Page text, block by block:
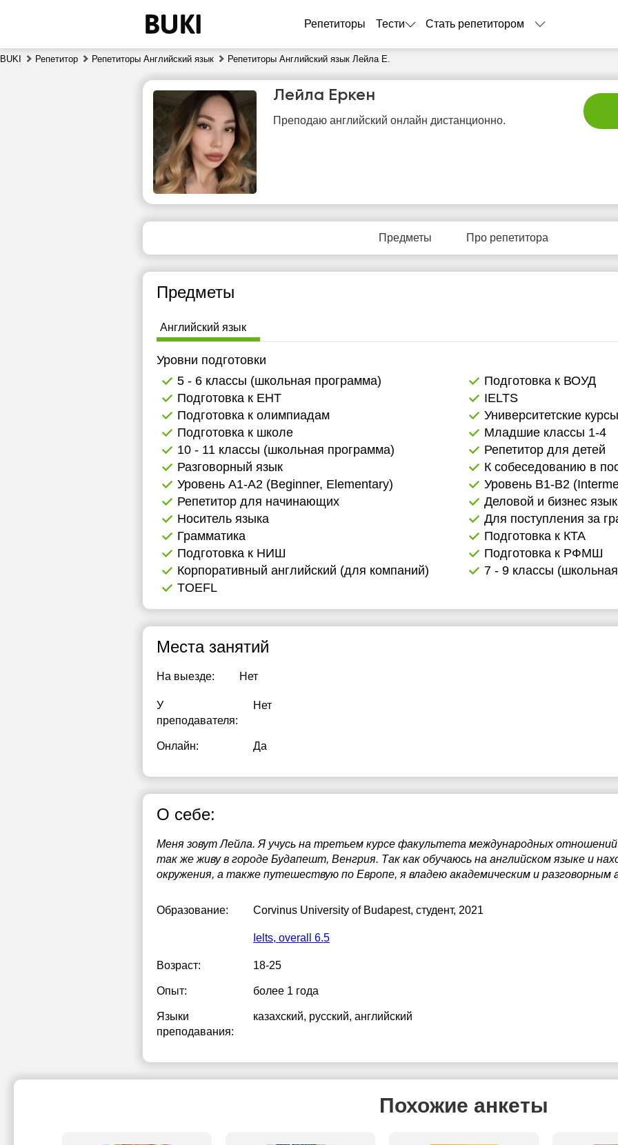
Репетиторы Тести Стать репетитором
BUKI Репетитор Репетиторы Английский язык Репетиторы Английский язык Лейла Е.
Лейла Еркен
Преподаю английский онлайн дистанционно.
Предметы Про репетитора
Предметы
Английский язык
Уровни подготовки
5 - 6 классы (школьная программа)
Подготовка к ВОУД
Подготовка к ЕНТ
IELTS
Подготовка к олимпиадам
Университетские курсы
Подготовка к школе
Младшие классы 1-4
10 - 11 классы (школьная программа)
Репетитор для детей
Разговорный язык
К собеседованию в
Уровень А1-А2 (Beginner, Elementary)
Уровень B1-B2
Репетитор для начинающих
Деловой и бизнес язык
Носитель языка
Для поступления за
Грамматика
Подготовка к КТА
Подготовка к НИШ
Подготовка к РФМШ
Корпоративный английский (для компаний)
7 - 9 классы
TOEFL
Места занятий
На выезде: Нет
У
преподавателя:
Нет
Онлайн: Да
О себе:
Меня зовут Лейла. Я учусь на третьем курсе факультета международных
так же живу в городе Будапешт, Венгрия. Так как обучаюсь на английском языке и
окружения, а также путешествую по Европе, я владею академическим и разговорным
Образование: Corvinus University of Budapest, студент, 2021
Ielts, overall 6.5
Возраст: 18-25
Опыт: более 1 года
Языки
преподавания:
казахский, русский, английский
Похожие анкеты
пт
7
8
9
10
11
свободных
свободных
Нет
свободных
Нет
свободных
Нет
свободных